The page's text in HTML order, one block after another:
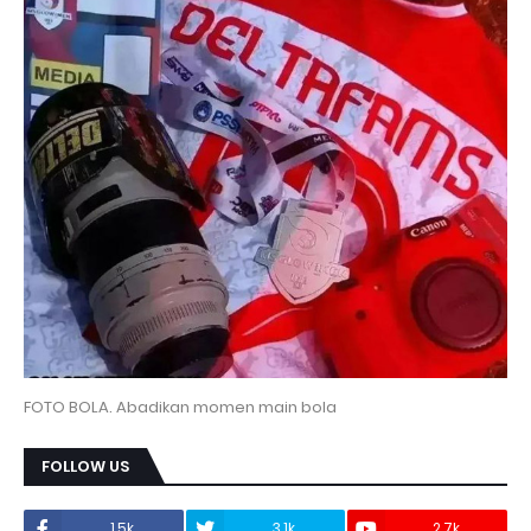
FOTO BOLA. Abadikan momen main bola
FOLLOW US